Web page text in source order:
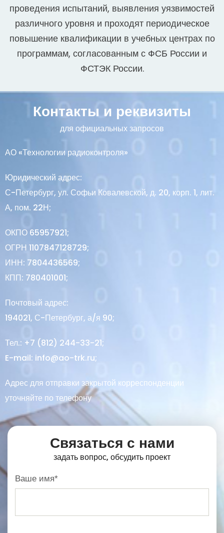
проведения испытаний, выявления уязвимостей
различного уровня и проходят периодическое
повышение квалификации в учебных центрах по
программам, согласованным с ФСБ России и
ФСТЭК России.
Контакты и реквизиты
для официальных запросов
АО «Технологии радиоконтроля»
Юридический адрес:
С-Петербург, ул. Софьи Ковалевской, д. 20, корп. 1, лит.
А, пом. 22Н;
ОКПО 65957921;
ОГРН 1107847128729;
ИНН: 7804436569;
КПП: 780401001;
Почтовый адрес:
194021, С-Петербург, а/я 90;
Тел.: +7 (812) 244-33-21;
E-mail: info@ao-trk.ru;
Адрес для отправки закрытой корреспонденции
уточняйте по телефону
Связаться с нами
задать вопрос, обсудить проект
Ваше имя*